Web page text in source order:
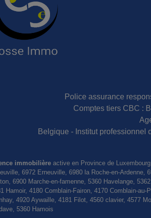
Police assurance
Comptes tiers CBC :
Belgique - Institut professionnel
immobilière active en Province de
6972 Erneuville, 6980 la Roche-en-Ardenne,
6900 Marche-en-famenne, 5360 Havelange,
Hamoir, 4180 Comblain-Fairon, 4170 Comblain-
4920 Aywaille, 4181 Filot, 4560 clavier, 4577
5360 Hamois